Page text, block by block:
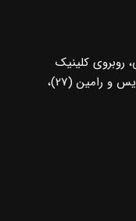
کلینیک
دندانپزشکی هشت بهشت، کوچه ویس و رامین (27)،